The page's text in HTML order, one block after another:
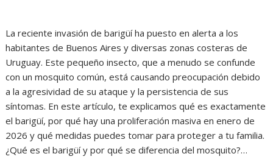
La reciente invasión de barigüí ha puesto en alerta a los
habitantes de Buenos Aires y diversas zonas costeras de
Uruguay. Este pequeño insecto, que a menudo se confunde
con un mosquito común, está causando preocupación debido
a la agresividad de su ataque y la persistencia de sus
síntomas. En este artículo, te explicamos qué es exactamente
el barigüí, por qué hay una proliferación masiva en enero de
2026 y qué medidas puedes tomar para proteger a tu familia.
¿Qué es el barigüí y por qué se diferencia del mosquito?…